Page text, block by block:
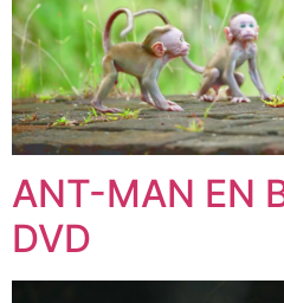
ANT-MAN EN
DVD